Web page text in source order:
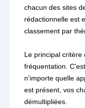
chacun des sites
rédactionnelle est
classement par
Le principal critère
fréquentation.
n'importe quelle
est présent, vos
démultipliées.